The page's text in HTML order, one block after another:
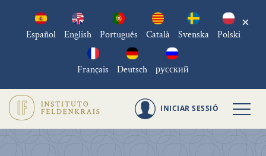
Español English Português Català Svenska Polski
Français Deutsch русский
×
INICIAR SESSIÓ